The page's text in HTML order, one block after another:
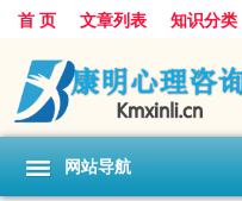
首 页 文章列表 知识分类
网站导航